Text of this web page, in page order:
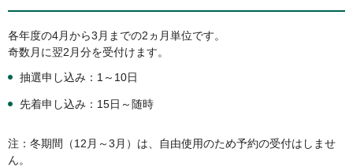
各年度の4月から3月までの2ヵ月単位です。
奇数月に翌2月分を受付けます。
抽選申し込み：1～10日
先着申し込み：15日～随時
注：冬期間（12月～3月）は、自由使用のため予約の受付はしませ
ん。